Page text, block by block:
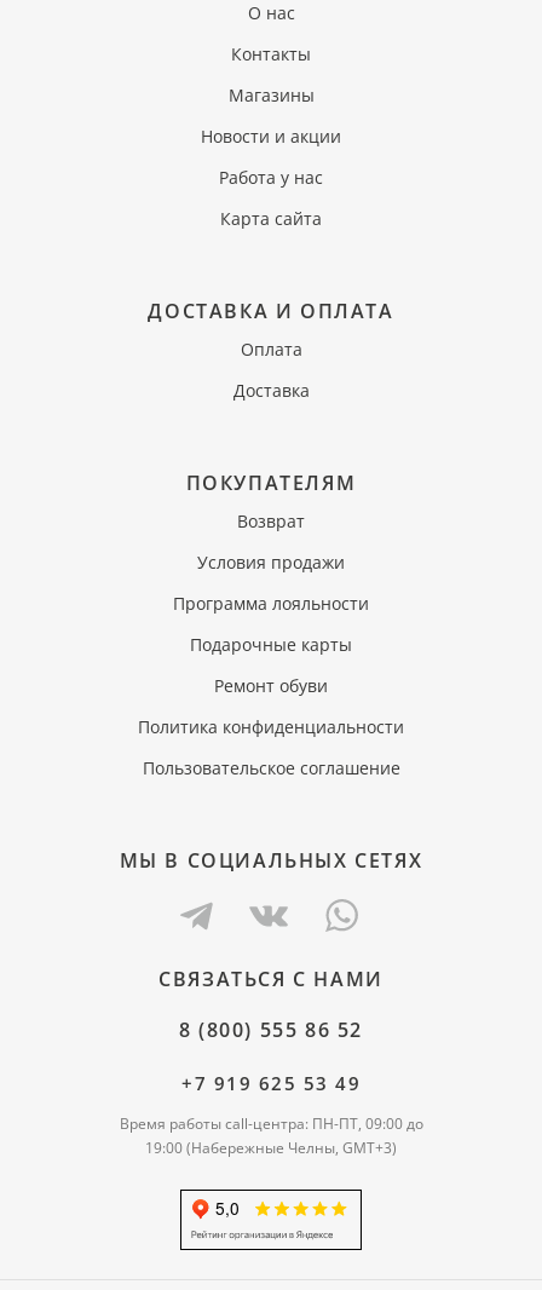
О нас
Контакты
Магазины
Новости и акции
Работа у нас
Карта сайта
ДОСТАВКА И ОПЛАТА
Оплата
Доставка
ПОКУПАТЕЛЯМ
Возврат
Условия продажи
Программа лояльности
Подарочные карты
Ремонт обуви
Политика конфиденциальности
Пользовательское соглашение
МЫ В СОЦИАЛЬНЫХ СЕТЯХ
СВЯЗАТЬСЯ С НАМИ
8 (800) 555 86 52
+7 919 625 53 49
Время работы call-центра: ПН-ПТ, 09:00 до
19:00 (Набережные Челны, GMT+3)